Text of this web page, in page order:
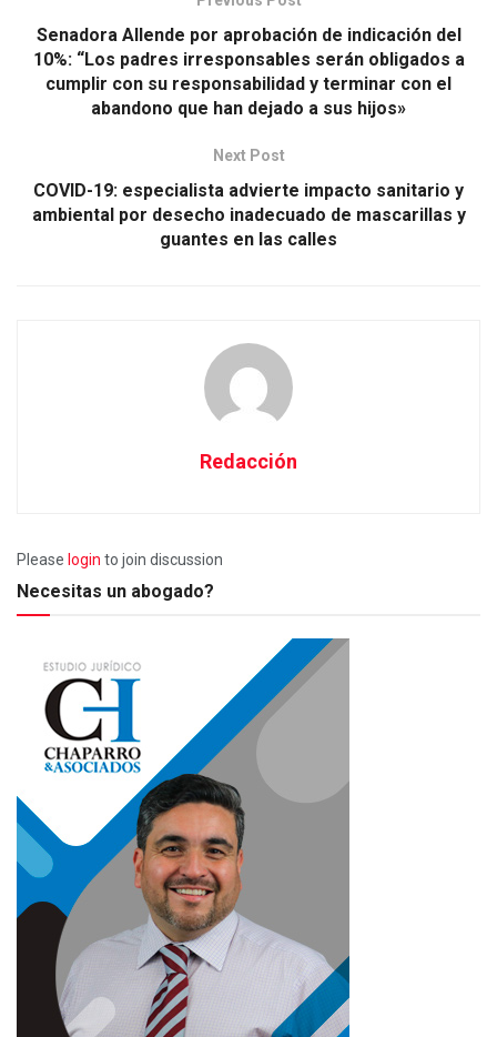
Senadora Allende por aprobación de indicación del
10%: “Los padres irresponsables serán obligados a
cumplir con su responsabilidad y terminar con el
abandono que han dejado a sus hijos»
Next Post
COVID-19: especialista advierte impacto sanitario y
ambiental por desecho inadecuado de mascarillas y
guantes en las calles
Redacción
Please login to join discussion
Necesitas un abogado?